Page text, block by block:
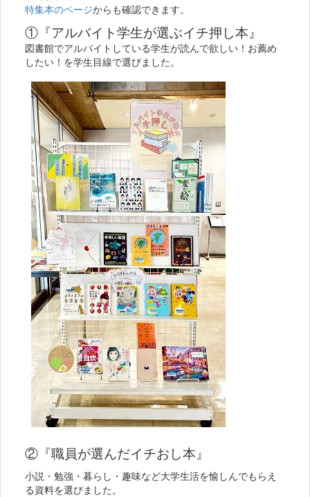
特集本のページからも確認できます。
①『アルバイト学生が選ぶイチ押し本』
図書館でアルバイトしている学生が読んで欲しい！お薦め
したい！を学生目線で選びました。
②『職員が選んだイチおし本』
小説・勉強・暮らし・趣味など大学生活を愉しんでもらえ
る資料を選びました。